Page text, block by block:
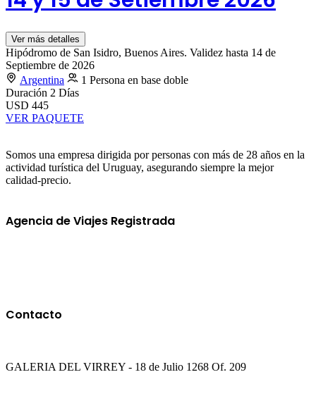
Ver más detalles
Hipódromo de San Isidro, Buenos Aires. Validez hasta 14 de
Septiembre de 2026
Argentina
1 Persona en base doble
Duración 2 Días
USD 445
VER PAQUETE
Somos una empresa dirigida por personas con más de 28 años en la
actividad turística del Uruguay, asegurando siempre la mejor
calidad-precio.
Agencia de Viajes Registrada
Contacto
GALERIA DEL VIRREY - 18 de Julio 1268 Of. 209